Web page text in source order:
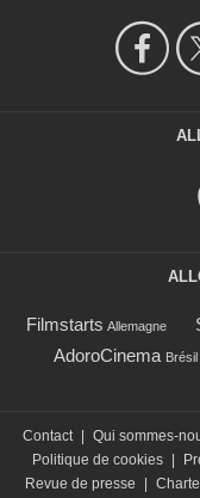
Filmstarts Allemagne
AdoroCinema Brésil
Contact | Qui sommes-
Politique de cookies |
Revue de presse
|